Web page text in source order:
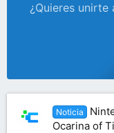
¿Quieres unirte
Noticia
Ocarina of